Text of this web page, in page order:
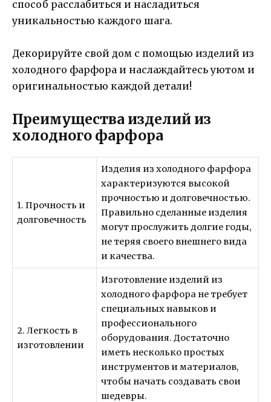
способ расслабиться и насладиться
уникальностью каждого шага.
Декорируйте свой дом с помощью изделий из
холодного фарфора и наслаждайтесь уютом и
оригинальностью каждой детали!
Преимущества изделий из
холодного фарфора
1. Прочность и
долговечность
Изделия из холодного фарфора
характеризуются высокой
прочностью и долговечностью.
Правильно сделанные изделия
могут прослужить долгие годы,
не теряя своего внешнего вида
и качества.
2. Легкость в
изготовлении
Изготовление изделий из
холодного фарфора не требует
специальных навыков и
профессионального
оборудования. Достаточно
иметь несколько простых
инструментов и материалов,
чтобы начать создавать свои
шедевры.